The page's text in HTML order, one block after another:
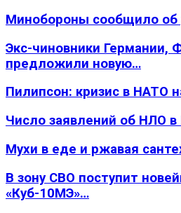
Минобороны сообщило об
Экс-чиновники Германии,
предложили новую…
Пилипсон: кризис в НАТО
Число заявлений об НЛО
Мухи в еде и ржавая
В зону СВО поступит
«Куб-10МЭ»…